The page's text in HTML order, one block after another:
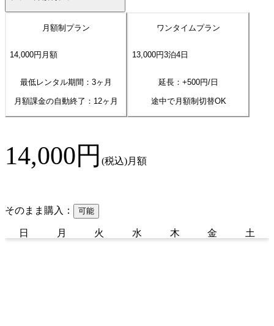
月額制プラン
14,000円 月額
最低レンタル期間：3ヶ月
月額課金の自動終了： 12ヶ月
ワンタイムプラン
13,000円3泊4 日
延長：+500円/日
途中で月額制切替OK
14,000円 (税込)月額
そのまま購入： 可能
日 月 火 水 木 金 土